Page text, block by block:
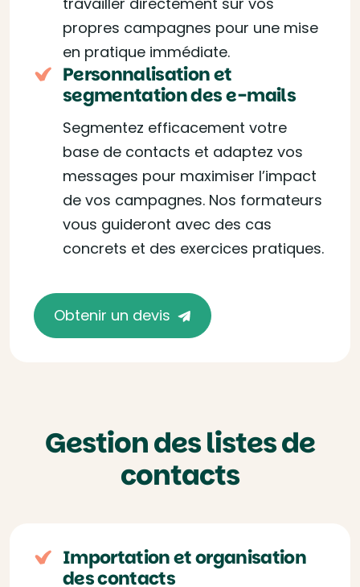
propres campagnes pour une mise
en pratique immédiate.
Personnalisation et
segmentation des e-mails
Segmentez efficacement votre
base de contacts et adaptez vos
messages pour maximiser l’impact
de vos campagnes. Nos formateurs
vous guideront avec des cas
concrets et des exercices pratiques.
Obtenir un devis
Gestion des listes de
contacts
Importation et organisation
des contacts